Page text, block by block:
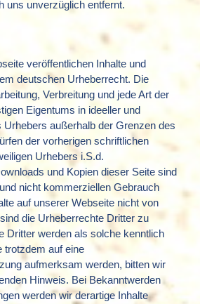
uns unverzüglich entfernt.
veröffentlichen Inhalte und
deutschen Urheberrecht. Die
Verbreitung und jede Art der
Eigentums in ideeller und
Urhebers außerhalb der Grenzen des
der vorherigen schriftlichen
Urhebers i.S.d.
und Kopien dieser Seite sind
nicht kommerziellen Gebrauch
auf unserer Webseite nicht von
die Urheberrechte Dritter zu
Dritter werden als solche kenntlich
trotzdem auf eine
aufmerksam werden, bitten wir
Hinweis. Bei Bekanntwerden
werden wir derartige Inhalte